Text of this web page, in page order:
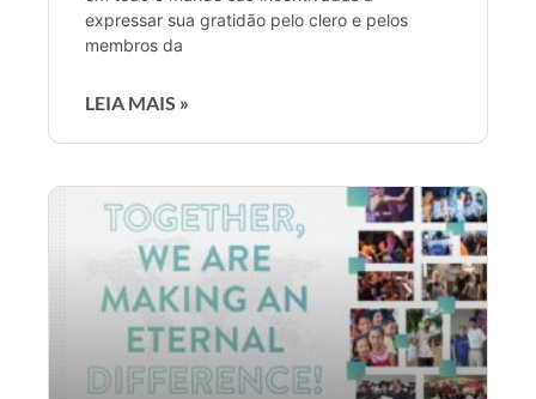
expressar sua gratidão pelo clero e pelos
membros da
LEIA MAIS »